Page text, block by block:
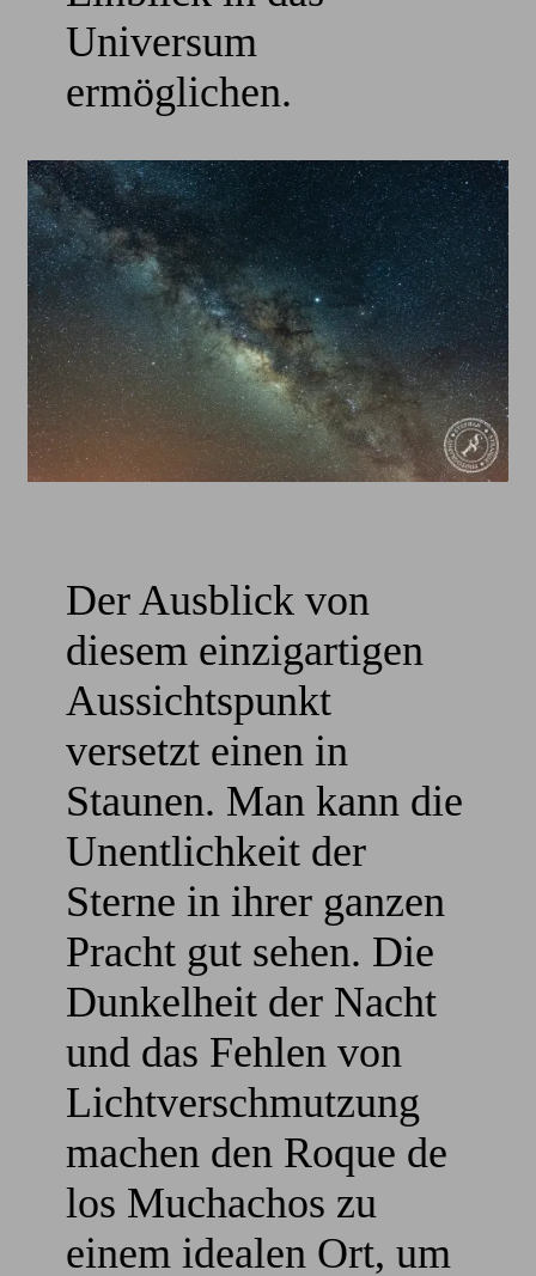
Universum
ermöglichen.
Der Ausblick von
diesem einzigartigen
Aussichtspunkt
versetzt einen in
Staunen. Man kann die
Unentlichkeit der
Sterne in ihrer ganzen
Pracht gut sehen. Die
Dunkelheit der Nacht
und das Fehlen von
Lichtverschmutzung
machen den Roque de
los Muchachos zu
einem idealen Ort, um